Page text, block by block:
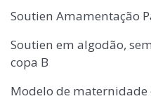
Soutien Amamentação
Soutien em algodão,
copa B
Modelo de maternidade